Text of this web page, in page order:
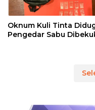
Oknum Kuli Tinta
Pengedar Sabu